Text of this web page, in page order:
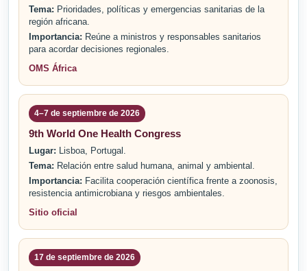
Tema: Prioridades, políticas y emergencias sanitarias de la
región africana.
Importancia: Reúne a ministros y responsables sanitarios
para acordar decisiones regionales.
OMS África
4–7 de septiembre de 2026
9th World One Health Congress
Lugar: Lisboa, Portugal.
Tema: Relación entre salud humana, animal y ambiental.
Importancia: Facilita cooperación científica frente a zoonosis,
resistencia antimicrobiana y riesgos ambientales.
Sitio oficial
17 de septiembre de 2026